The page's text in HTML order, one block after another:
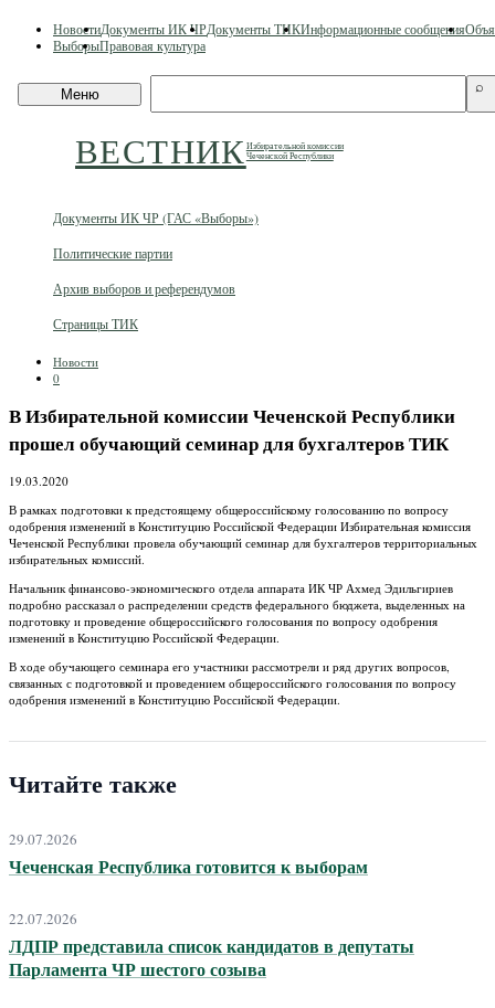
content
НовостиДокументы ИК ЧРДокументы ТИКИнформационные сообщения
ВыборыПравовая культура
Меню
ВЕСТНИКИзбирательной комиссии
Чеченской Республики
сайту
⌕
Документы ИК ЧР (ГАС «Выборы»)
Политические партии
Архив выборов и референдумов
Страницы ТИК
Новости
0
В Избирательной комиссии Чеченской Республики
прошел обучающий семинар для бухгалтеров ТИК
19.03.2020
В рамках подготовки к предстоящему общероссийскому голосованию по вопросу
одобрения изменений в Конституцию Российской Федерации Избирательная комиссия
Чеченской Республики провела обучающий семинар для бухгалтеров территориальных
избирательных комиссий.
Начальник финансово-экономического отдела аппарата ИК ЧР Ахмед Эдильгириев
подробно рассказал о распределении средств федерального бюджета, выделенных на
подготовку и проведение общероссийского голосования по вопросу одобрения
изменений в Конституцию Российской Федерации.
В ходе обучающего семинара его участники рассмотрели и ряд других вопросов,
связанных с подготовкой и проведением общероссийского голосования по вопросу
одобрения изменений в Конституцию Российской Федерации.
Читайте также
29.07.2026
Чеченская Республика готовится к выборам
22.07.2026
ЛДПР представила список кандидатов в депутаты
Парламента ЧР шестого созыва